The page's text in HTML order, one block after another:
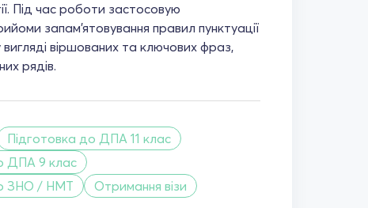
Під час роботи застосовую
запам'ятовування правил пунктуації
віршованих та ключових фраз,
рядів.
Підготовка до ДПА 11 клас
ДПА 9 клас
ЗНО / НМТ
Отримання візи